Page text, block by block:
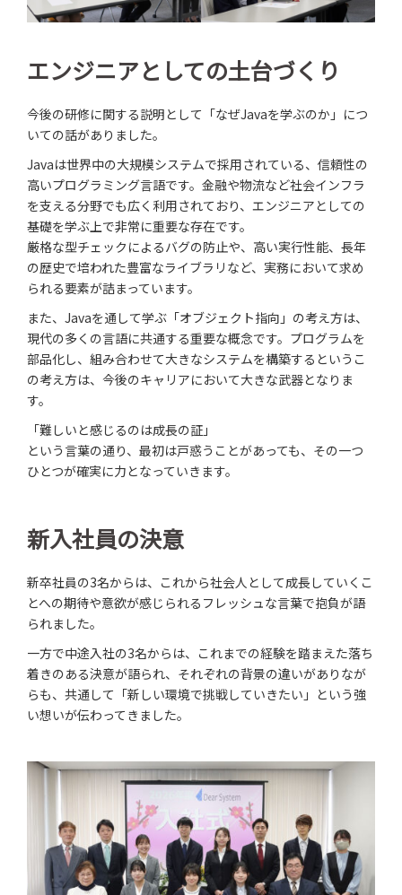
エンジニアとしての土台づくり
今後の研修に関する説明として「なぜJavaを学ぶのか」につ
いての話がありました。
Javaは世界中の大規模システムで採用されている、信頼性の
高いプログラミング言語です。金融や物流など社会インフラ
を支える分野でも広く利用されており、エンジニアとしての
基礎を学ぶ上で非常に重要な存在です。
厳格な型チェックによるバグの防止や、高い実行性能、長年
の歴史で培われた豊富なライブラリなど、実務において求め
られる要素が詰まっています。
また、Javaを通して学ぶ「オブジェクト指向」の考え方は、
現代の多くの言語に共通する重要な概念です。プログラムを
部品化し、組み合わせて大きなシステムを構築するというこ
の考え方は、今後のキャリアにおいて大きな武器となりま
す。
「難しいと感じるのは成長の証」
という言葉の通り、最初は戸惑うことがあっても、その一つ
ひとつが確実に力となっていきます。
新入社員の決意
新卒社員の3名からは、これから社会人として成長していくこ
とへの期待や意欲が感じられるフレッシュな言葉で抱負が語
られました。
一方で中途入社の3名からは、これまでの経験を踏まえた落ち
着きのある決意が語られ、それぞれの背景の違いがありなが
らも、共通して「新しい環境で挑戦していきたい」という強
い想いが伝わってきました。